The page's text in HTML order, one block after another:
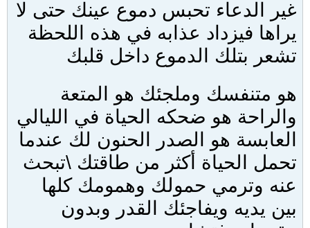
غير الدعاء تحبس دموع عينك حتى لا
يراها فيزداد عذابه في هذه اللحظة
تشعر بتلك الدموع داخل قلبك
هو متنفسك وملجئك هو المتعة
والراحة هو ضحكه الحياة في الليالي
العابسة هو الصدر الحنون لك عندما
تحمل الحياة أكثر من طاقتك \تبحث
عنه وترمي حمولك وهمومك كلها
بين يديه ويفاجئك القدر وبدون